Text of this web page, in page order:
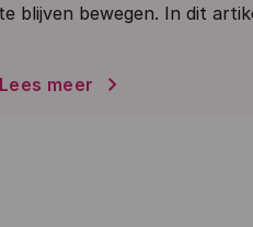
te blijven bewegen. In dit
Lees meer